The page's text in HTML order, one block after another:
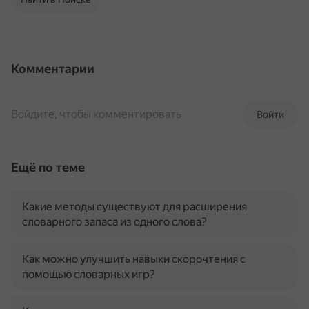
Комментарии
Войти
Войдите, чтобы комментировать
Ещё по теме
Какие методы существуют для расширения
словарного запаса из одного слова?
Как можно улучшить навыки скорочтения с
помощью словарных игр?